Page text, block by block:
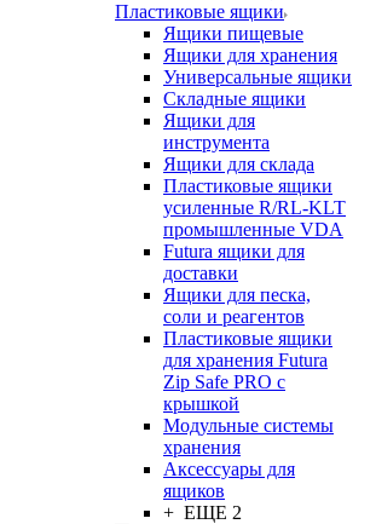
Пластиковые ящики
Ящики пищевые
Ящики для хранения
Универсальные ящики
Складные ящики
Ящики для
инструмента
Ящики для склада
Пластиковые ящики
усиленные R/RL-KLT
промышленные VDA
Futura ящики для
доставки
Ящики для песка,
соли и реагентов
Пластиковые ящики
для хранения Futura
Zip Safe PRO с
крышкой
Модульные системы
хранения
Аксессуары для
ящиков
+ ЕЩЕ 2